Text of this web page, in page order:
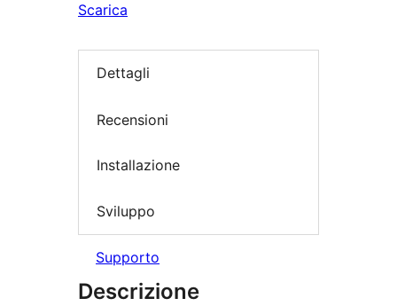
Scarica
Dettagli
Recensioni
Installazione
Sviluppo
Supporto
Descrizione